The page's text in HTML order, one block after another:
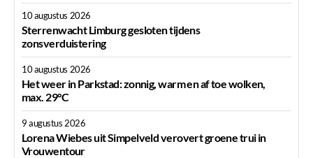
10 augustus 2026
Sterrenwacht Limburg gesloten tijdens
zonsverduistering
10 augustus 2026
Het weer in Parkstad: zonnig, warm en af toe wolken,
max. 29°C
9 augustus 2026
Lorena Wiebes uit Simpelveld verovert groene trui in
Vrouwentour